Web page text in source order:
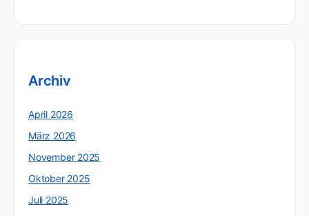
Archiv
April 2026
März 2026
November 2025
Oktober 2025
Juli 2025